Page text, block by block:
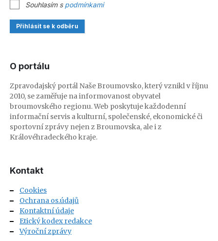
Souhlasím s podmínkami
Přihlásit se k odběru
O portálu
Zpravodajský portál Naše Broumovsko, který vznikl v říjnu
2010, se zaměřuje na informovanost obyvatel
broumovského regionu. Web poskytuje každodenní
informační servis a kulturní, společenské, ekonomické či
sportovní zprávy nejen z Broumovska, ale i z
Královéhradeckého kraje.
Kontakt
Cookies
Ochrana os.údajů
Kontaktní údaje
Etický kodex redakce
Výroční zprávy